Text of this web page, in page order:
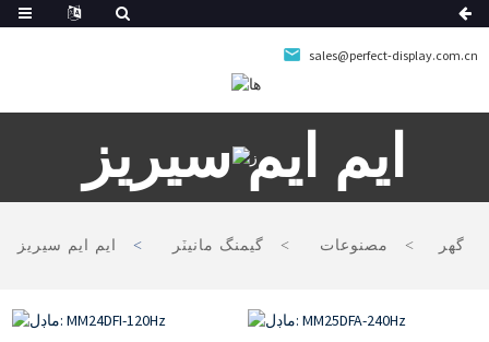
sales@perfect-display.com.cn
ايم ايم سيريز
گھر مصنوعات گيمنگ مانيٽر ايم ايم سيريز